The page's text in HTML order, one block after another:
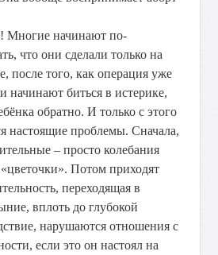
Многие начинают по-
что они сделали только на
после того, как операция уже
начинают биться в истерике,
обратно. И только с этого
настоящие проблемы. Сначала,
– просто колебания
Потом приходят
переходящая в
вплоть до глубокой
нарушаются отношения с
если это он настоял на